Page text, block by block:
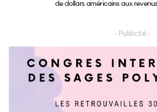
- Publicité -